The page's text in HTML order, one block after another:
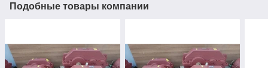
Подобные товары компании